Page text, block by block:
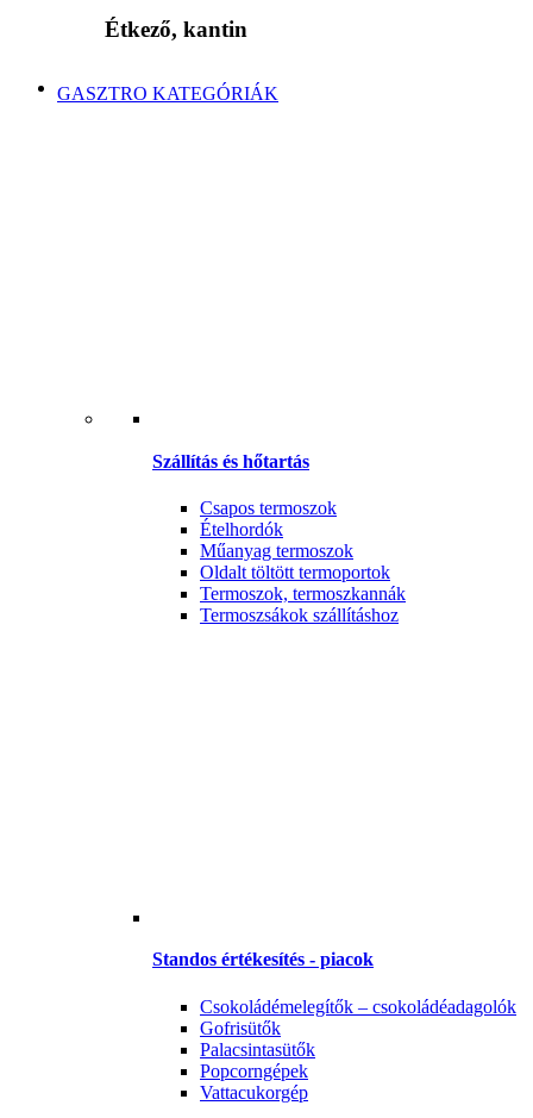
Étkező, kantin
GASZTRO KATEGÓRIÁK
Szállítás és hőtartás
Csapos termoszok
Ételhordók
Műanyag termoszok
Oldalt töltött termoportok
Termoszok, termoszkannák
Termoszsákok szállításhoz
Standos értékesítés - piacok
Csokoládémelegítők – csokoládéadagolók
Gofrisütők
Palacsintasütők
Popcorngépek
Vattacukorgép